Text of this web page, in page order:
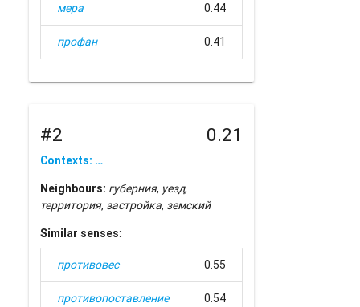
мера 0.44
профан 0.41
#2 0.21
Contexts: …
Neighbours: губерния, уезд,
территория, застройка, земский
Similar senses:
противовес 0.55
противопоставление 0.54